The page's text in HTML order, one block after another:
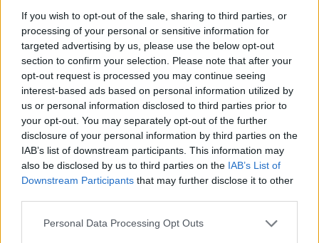
If you wish to opt-out of the sale, sharing to third parties, or
processing of your personal or sensitive information for
targeted advertising by us, please use the below opt-out
section to confirm your selection. Please note that after your
opt-out request is processed you may continue seeing
interest-based ads based on personal information utilized by
us or personal information disclosed to third parties prior to
your opt-out. You may separately opt-out of the further
disclosure of your personal information by third parties on the
IAB’s list of downstream participants. This information may
also be disclosed by us to third parties on the IAB’s List of
Downstream Participants that may further disclose it to other
Please note that this website/app uses one or more Google
Personal Data Processing Opt Outs
ΡΟΗ ΕΙΔΗΣΕΩΝ
Δείπνο της ΕΟΠΕ προς τιμήν του Ισίδωρου Κούβελου
παρουσία των Εθνικών ομάδων